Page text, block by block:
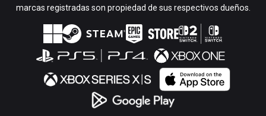
marcas registradas son propiedad de sus respectivos dueños.